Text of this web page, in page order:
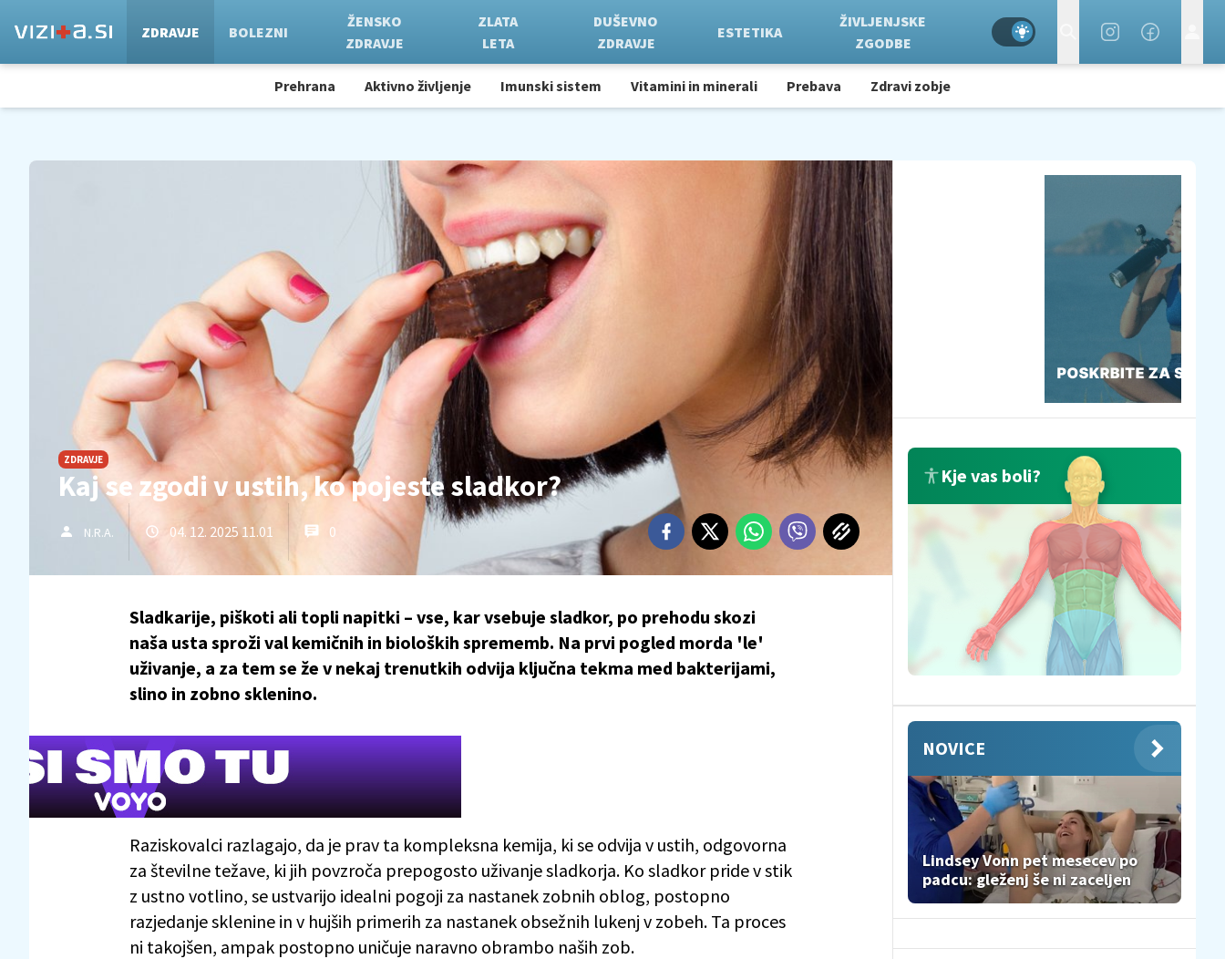
ZDRAVJE BOLEZNI
ŽENSKO
ZDRAVJE
ZLATA
LETA
DUŠEVNO
ZDRAVJE
ESTETIKA
ŽIVLJENJSKE
ZGODBE
Prehrana Aktivno življenje Imunski sistem Vitamini in minerali Prebava Zdravi zobje
ZDRAVJE
Kaj se zgodi v ustih, ko pojeste sladkor?
N.R.A. 04. 12. 2025 11.01 0
Sladkarije, piškoti ali topli napitki – vse, kar vsebuje sladkor, po prehodu skozi
naša usta sproži val kemičnih in bioloških sprememb. Na prvi pogled morda 'le'
uživanje, a za tem se že v nekaj trenutkih odvija ključna tekma med bakterijami,
slino in zobno sklenino.
Raziskovalci razlagajo, da je prav ta kompleksna kemija, ki se odvija v ustih, odgovorna
za številne težave, ki jih povzroča prepogosto uživanje sladkorja. Ko sladkor pride v stik
z ustno votlino, se ustvarijo idealni pogoji za nastanek zobnih oblog, postopno
razjedanje sklenine in v hujših primerih za nastanek obsežnih lukenj v zobeh. Ta proces
ni takojšen, ampak postopno uničuje naravno obrambo naših zob.
Kje vas boli?
NOVICE
Lindsey Vonn pet mesecev po
padcu: gleženj še ni zaceljen